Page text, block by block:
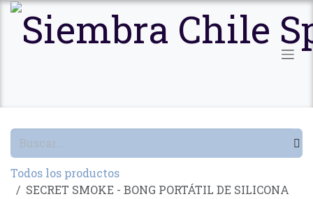
Ir al contenido
Todos los productos
SECRET SMOKE - BONG PORTÁTIL DE SILICONA